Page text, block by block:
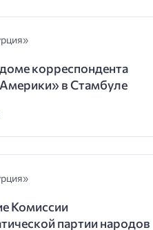
корреспондента
в Стамбуле
Комиссии
партии народов